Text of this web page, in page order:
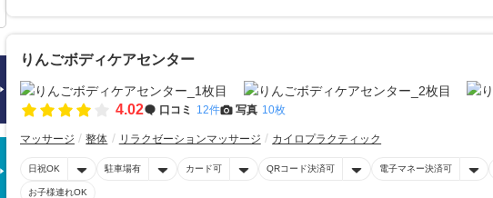
りんごボディケアセンター
4.02 口コミ 12件 写真 10枚
マッサージ 整体 リラクゼーションマッサージ カイロプラクティック
日祝OK 駐車場有 カード可 QRコード決済可 電子マネー決済可
お子様連れOK